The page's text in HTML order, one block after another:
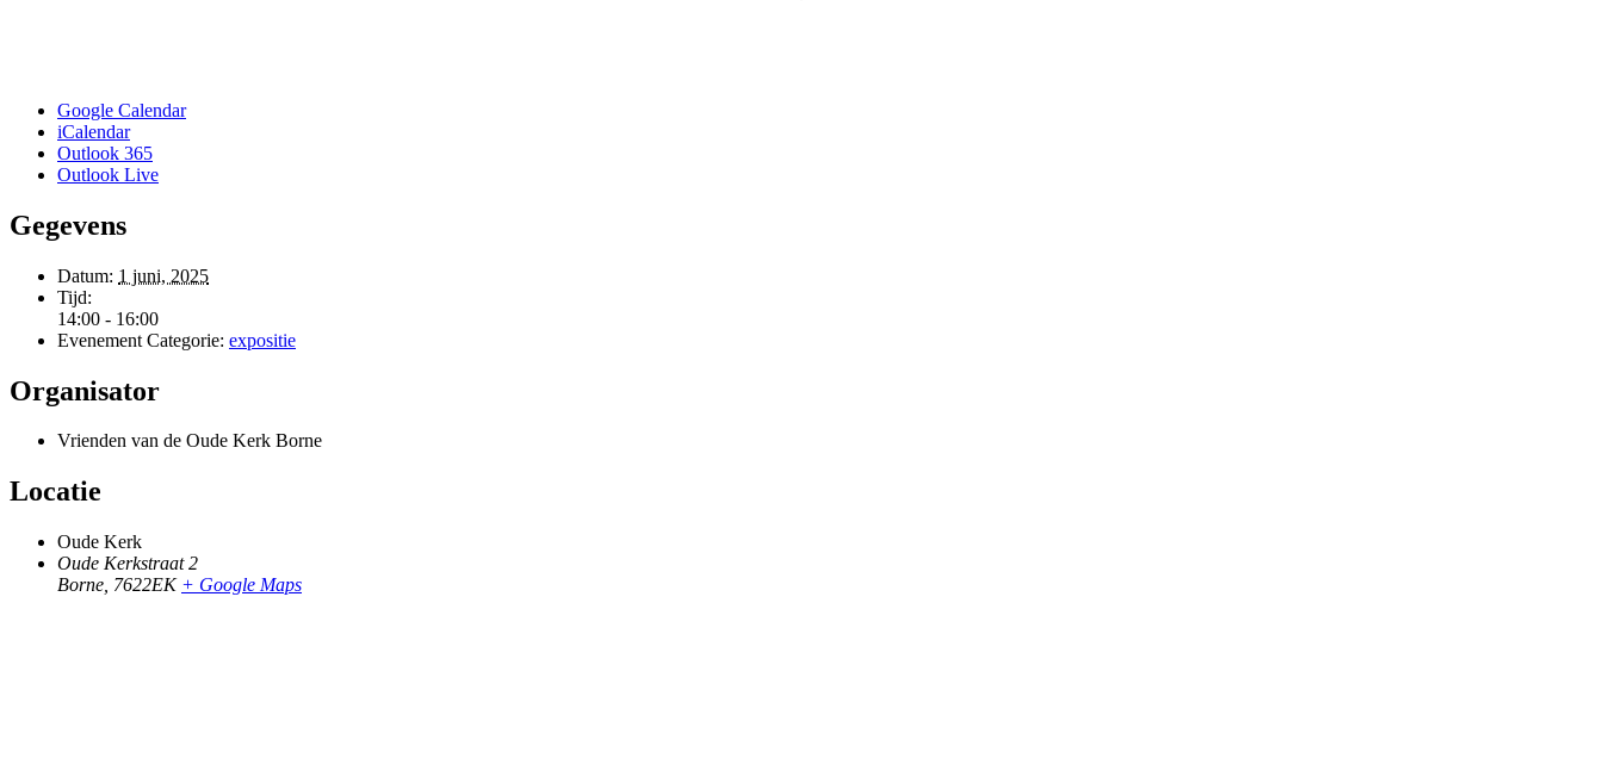
Google Calendar
iCalendar
Outlook 365
Outlook Live
Gegevens
Datum: 1 juni, 2025
Tijd:
14:00 - 16:00
Evenement Categorie: expositie
Organisator
Vrienden van de Oude Kerk Borne
Locatie
Oude Kerk
Oude Kerkstraat 2
Borne 7622EK + Google Maps